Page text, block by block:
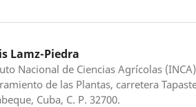
Lamz-Piedra
Nacional de Ciencias Agrícolas
de las Plantas, carretera
Cuba, C. P. 32700.